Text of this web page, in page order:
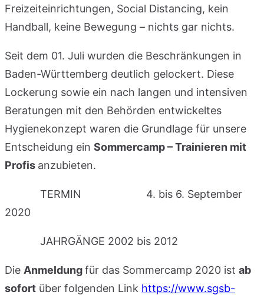
Freizeiteinrichtungen, Social Distancing, kein
Handball, keine Bewegung – nichts gar nichts.
Seit dem 01. Juli wurden die Beschränkungen in
Baden-Württemberg deutlich gelockert. Diese
Lockerung sowie ein nach langen und intensiven
Beratungen mit den Behörden entwickeltes
Hygienekonzept waren die Grundlage für unsere
Entscheidung ein Sommercamp – Trainieren mit
Profis anzubieten.
TERMIN 4. bis 6. September
2020
JAHRGÄNGE 2002 bis 2012
Die Anmeldungfür das Sommercamp 2020 ist ab
sofort über folgenden Link https://www.sgsb-